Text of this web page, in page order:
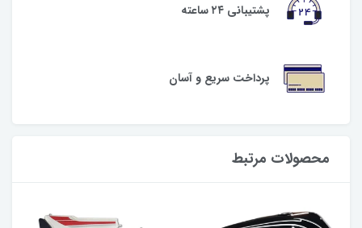
پشتیبانی ۲۴ ساعته
پرداخت سریع و آسان
محصولات مرتبط